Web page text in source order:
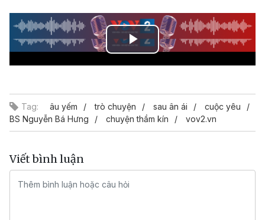
Play
Tag: âu yếm trò chuyện sau ân ái
cuộc yêu
BS Nguyễn Bá Hưng
chuyện thầm kín vov2.vn
Viết bình luận